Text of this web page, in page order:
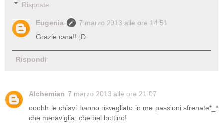
Risposte
Eugenia
7 marzo 2013 alle ore 14:51
Grazie cara!! ;D
Rispondi
Alchemian 7 marzo 2013 alle ore 21:07
ooohh le chiavi hanno risvegliato in me passioni sfrenate*_*
che meraviglia, che bel bottino!